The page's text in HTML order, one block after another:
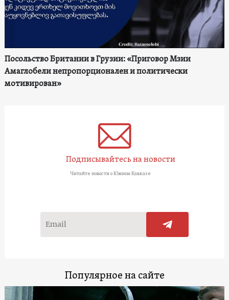
Посольство Британии в Грузии: «Приговор Мзии
Амаглобели непропорционален и политически
мотивирован»
Подписывайтесь на новости
Читайте новости о Южном Кавказе
Популярное на сайте